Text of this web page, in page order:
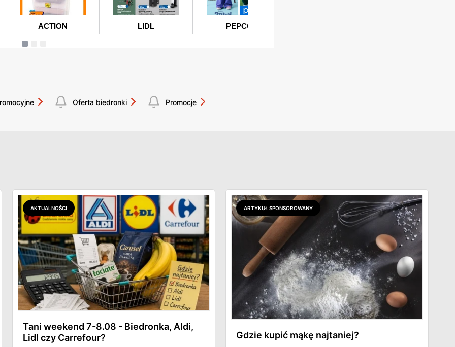
Oferta biedronki Promocje
AKTUALNOŚCI
Tani weekend 7-8.08 - Biedronka, Aldi,
Lidl czy Carrefour?
ARTYKUŁ SPONSOROWANY
Gdzie kupić mąkę najtaniej?